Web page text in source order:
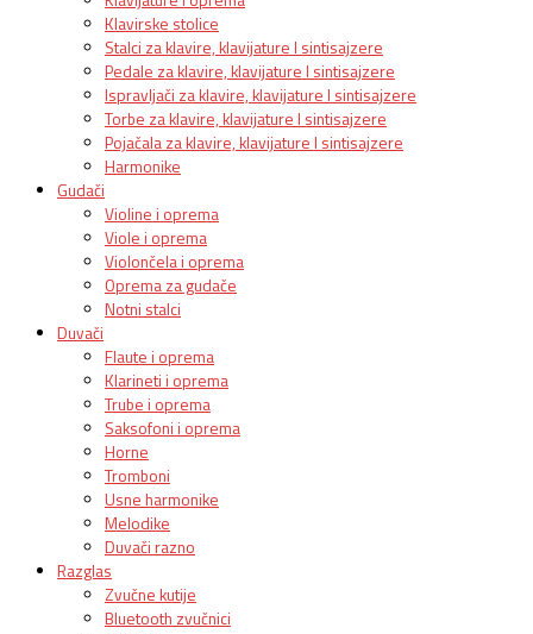
Klavirske stolice
Stalci za klavire, klavijature I sintisajzere
Pedale za klavire, klavijature I sintisajzere
Ispravljači za klavire, klavijature I sintisajzere
Torbe za klavire, klavijature I sintisajzere
Pojačala za klavire, klavijature I sintisajzere
Harmonike
Gudači
Violine i oprema
Viole i oprema
Violončela i oprema
Oprema za gudače
Notni stalci
Duvači
Flaute i oprema
Klarineti i oprema
Trube i oprema
Saksofoni i oprema
Horne
Tromboni
Usne harmonike
Melodike
Duvači razno
Razglas
Zvučne kutije
Bluetooth zvučnici